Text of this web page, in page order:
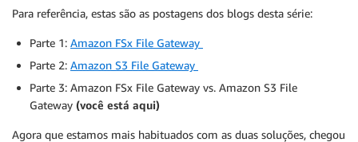
Para referência, estas são as postagens dos blogs desta série:
Parte 1: Amazon FSx File Gateway
Parte 2: Amazon S3 File Gateway
Parte 3: Amazon FSx File Gateway vs. Amazon S3 File
Gateway (você está aqui)
Agora que estamos mais habituados com as duas soluções, chegou